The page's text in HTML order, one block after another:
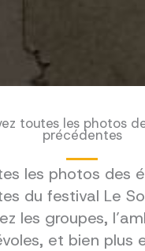
toutes les photos
précédentes
les photos des
du festival Le
les groupes,
et bien plus